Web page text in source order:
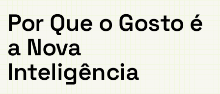
Por Que o Gosto é
a Nova
Inteligência